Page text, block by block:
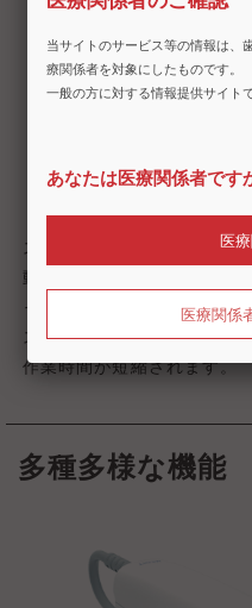
スキャンアームに上下ムー
動で高さ調節を行います。
ャンの準備時間が短くなり
スキャンスピードが早いた
作業時間が短縮されます。
多種多様な機能
当サイトのサービス等の情報は、
療関係者を対象にしたものです。
一般の方に対する情報提供サイト
あなたは医療関係者です
医
医療関係